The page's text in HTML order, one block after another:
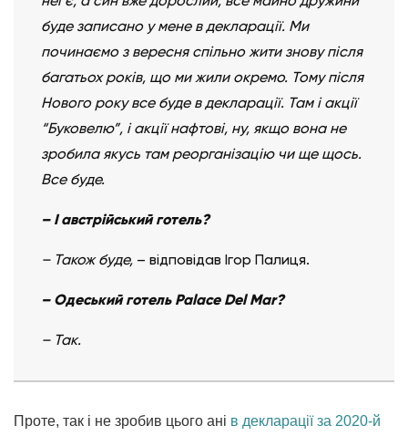
буде записано у мене в декларації. Ми
починаємо з вересня спільно жити знову після
багатьох років, що ми жили окремо. Тому після
Нового року все буде в декларації. Там і акції
“Буковелю”, і акції нафтові, ну, якщо вона не
зробила якусь там реорганізацію чи ще щось.
Все буде.
– І австрійський готель?
– Також буде, – відповідав Ігор Палиця.
– Одеський готель Palace Del Mar?
– Так.
Проте, так і не зробив цього ані в декларації за 2020-й